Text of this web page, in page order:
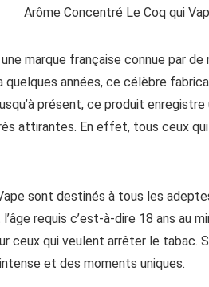
marque française connue par
années, ce célèbre
présent, ce produit
attirantes. En effet, tous ceux qui
sont destinés à tous les
requis c’est-à-dire 18 ans au
ceux qui veulent arrêter le tabac.
et des moments uniques.